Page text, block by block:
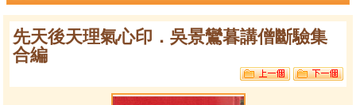
先天後天理氣心印．吳景鸞暮講僧斷驗集
合編